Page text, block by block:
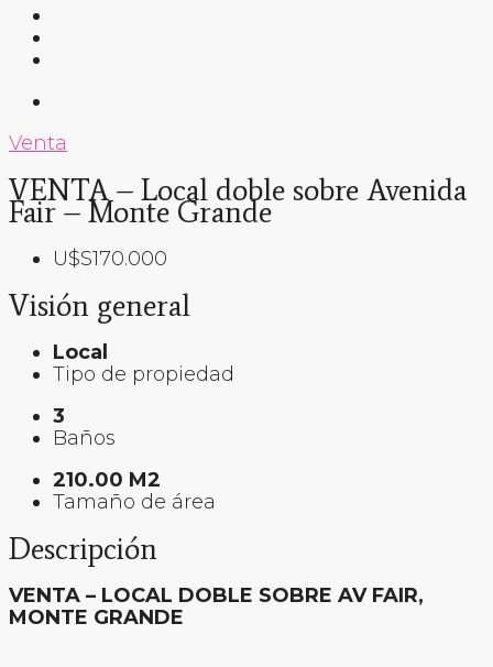
Venta
VENTA – Local doble sobre Avenida
Fair – Monte Grande
U$S170.000
Visión general
Local
Tipo de propiedad
3
Baños
210.00 M2
Tamaño de área
Descripción
VENTA – LOCAL DOBLE SOBRE AV FAIR,
MONTE GRANDE